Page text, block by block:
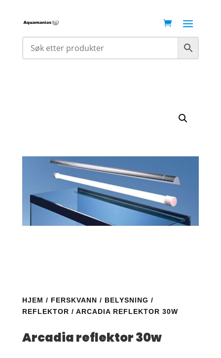
HJEM / FERSKVANN / BELYSNING /
REFLEKTOR / ARCADIA REFLEKTOR 30W
Arcadia reflektor 30w